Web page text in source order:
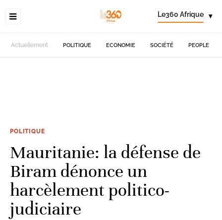
Le360 Afrique ▾
Actuellement POLITIQUE ECONOMIE SOCIÉTÉ PEOPLE
POLITIQUE
Mauritanie: la défense de
Biram dénonce un
harcèlement politico-
judiciaire